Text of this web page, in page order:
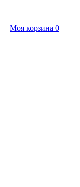
Моя корзина 0